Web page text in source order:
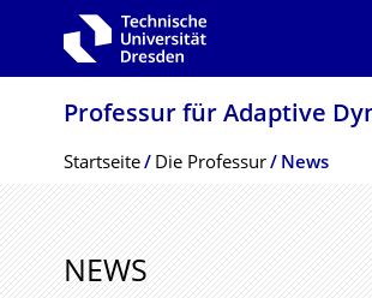
springen
Professur für Adaptive
Breadcrumb-Menü
Startseite Die Professur News
NEWS